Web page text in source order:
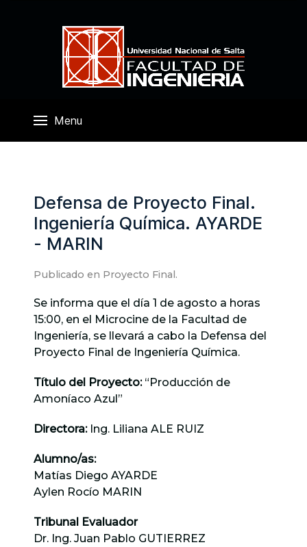
Menu
Defensa de Proyecto Final.
Ingeniería Química. AYARDE
- MARIN
Publicado en Proyecto Final.
Se informa que el día 1 de agosto a horas
15:00, en el Microcine de la Facultad de
Ingeniería, se llevará a cabo la Defensa del
Proyecto Final de Ingeniería Química.
Título del Proyecto:“Producción de
Amoníaco Azul”
Directora:Ing. Liliana ALE RUIZ
Alumno/as:
Matías Diego AYARDE
Aylen Rocío MARIN
Tribunal Evaluador
Dr. Ing. Juan Pablo GUTIERREZ